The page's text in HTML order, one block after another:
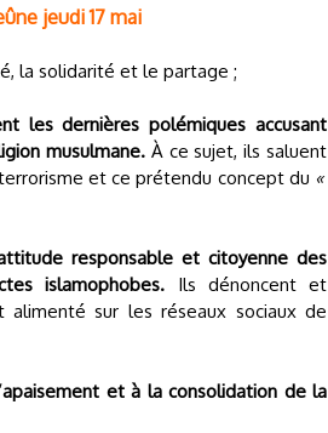
jeudi 17 mai
la solidarité et le partage ;
les dernières polémiques accusant
musulmane. À ce sujet, ils saluent
et ce prétendu concept du «
responsable et citoyenne des
islamophobes. Ils dénoncent et
alimenté sur les réseaux sociaux de
et à la consolidation de la